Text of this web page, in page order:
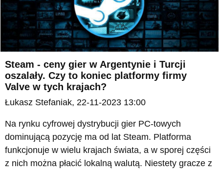
Steam - ceny gier w Argentynie i Turcji
oszalały. Czy to koniec platformy firmy
Valve w tych krajach?
Łukasz Stefaniak, 22-11-2023 13:00
Na rynku cyfrowej dystrybucji gier PC-towych
dominującą pozycję ma od lat Steam. Platforma
funkcjonuje w wielu krajach świata, a w sporej części
z nich można płacić lokalną walutą. Niestety gracze z